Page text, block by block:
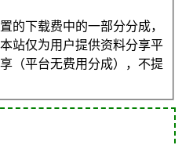
的下载费中的一部分分成，
站仅为用户提供资料分享平
（平台无费用分成），不提